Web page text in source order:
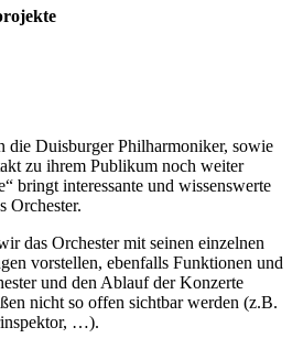
die Duisburger Philharmoniker, sowie
zu ihrem Publikum noch weiter
bringt interessante und wissenswerte
Orchester.
das Orchester mit seinen einzelnen
vorstellen, ebenfalls Funktionen und
und den Ablauf der Konzerte
nicht so offen sichtbar werden (z.B.
…).